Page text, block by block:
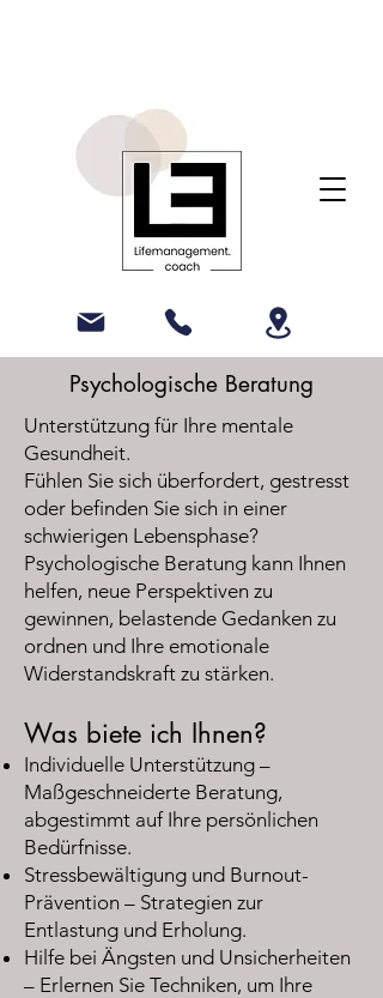
Psychologische Beratung
Unterstützung für Ihre mentale
Gesundheit.
Fühlen Sie sich überfordert, gestresst
oder befinden Sie sich in einer
schwierigen Lebensphase?
Psychologische Beratung kann Ihnen
helfen, neue Perspektiven zu
gewinnen, belastende Gedanken zu
ordnen und Ihre emotionale
Widerstandskraft zu stärken.
Was biete ich Ihnen?
Individuelle Unterstützung –
Maßgeschneiderte Beratung,
abgestimmt auf Ihre persönlichen
Bedürfnisse.
Stressbewältigung und Burnout-
Prävention – Strategien zur
Entlastung und Erholung.
Hilfe bei Ängsten und Unsicherheiten
– Erlernen Sie Techniken, um Ihre